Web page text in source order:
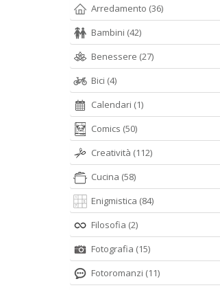
Vibes: Tendenze
Digitale
4.00 €
UNGHIE N.14
Back To Style
Cartacea
8.00 €
Arredamento (36)
Bambini (42)
Benessere (27)
Bici (4)
Calendari (1)
Comics (50)
Creatività (112)
Cucina (58)
Enigmistica (84)
Filosofia (2)
Fotografia (15)
Fotoromanzi (11)